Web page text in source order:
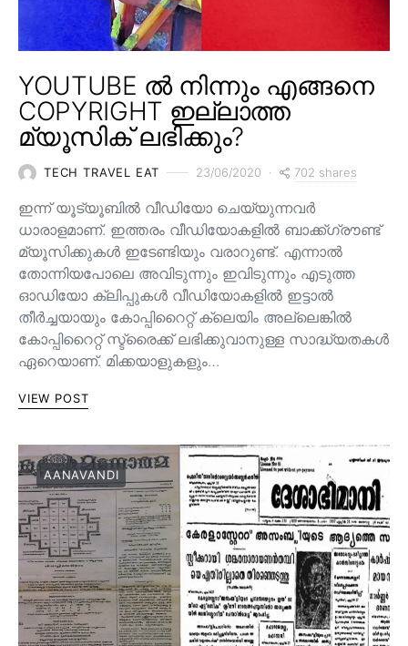
YOUTUBE ൽ നിന്നും എങ്ങനെ
COPYRIGHT ഇല്ലാത്ത
മ്യൂസിക് ലഭിക്കും?
TECH TRAVEL EAT 23/06/2020 702 shares
ഇന്ന് യൂട്യൂബിൽ വീഡിയോ ചെയ്യുന്നവർ
ധാരാളമാണ്. ഇത്തരം വീഡിയോകളിൽ ബാക്ക്ഗ്രൗണ്ട്
മ്യൂസിക്കുകൾ ഇടേണ്ടിയും വരാറുണ്ട്. എന്നാൽ
തോന്നിയപോലെ അവിടുന്നും ഇവിടുന്നും എടുത്ത
ഓഡിയോ ക്ലിപ്പുകൾ വീഡിയോകളിൽ ഇട്ടാൽ
തീർച്ചയായും കോപ്പിറൈറ്റ് ക്ലെയിം അല്ലെങ്കിൽ
കോപ്പിറൈറ്റ് സ്ട്രൈക്ക് ലഭിക്കുവാനുള്ള സാദ്ധ്യതകൾ
ഏറെയാണ്. മിക്കയാളുകളും…
VIEW POST
AANAVANDI